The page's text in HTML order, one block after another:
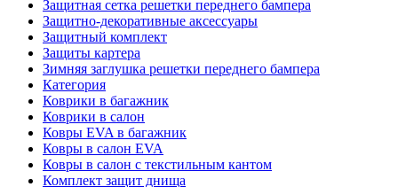
Защитная сетка решетки переднего бампера
Защитно-декоративные аксессуары
Защитный комплект
Защиты картера
Зимняя заглушка решетки переднего бампера
Категория
Коврики в багажник
Коврики в салон
Ковры EVA в багажник
Ковры в салон EVA
Ковры в салон с текстильным кантом
Комплект защит днища